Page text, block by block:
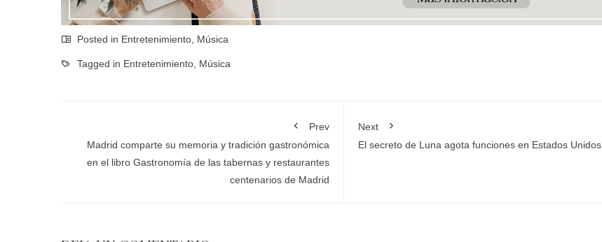
Posted in Entretenimiento Música
Tagged in Entretenimiento Música
Prev
Madrid comparte su memoria y tradición gastronómica
en el libro Gastronomía de las tabernas y restaurantes
centenarios de Madrid
Next
El secreto de Luna agota funciones en Estados Unidos